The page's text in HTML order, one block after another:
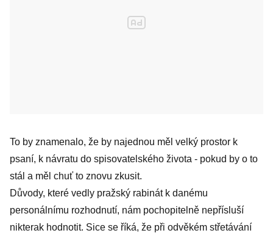
To by znamenalo, že by najednou měl velký prostor k
psaní, k návratu do spisovatelského života - pokud by o to
stál a měl chuť to znovu zkusit.
Důvody, které vedly pražský rabinát k danému
personálnímu rozhodnutí, nám pochopitelně nepřísluší
nikterak hodnotit. Sice se říká, že při odvěkém střetávání